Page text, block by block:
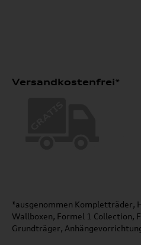
Versandkostenfrei*
*ausgenommen Kompletträder,
Wallboxen, Formel 1 Collection,
Grundträger,